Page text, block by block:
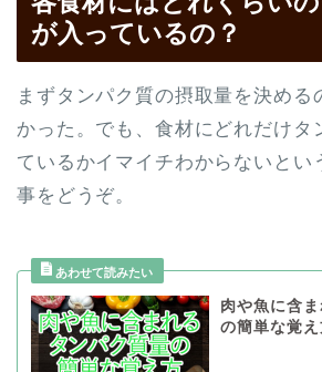
が入っているの？
まずタンパク質の摂取量を決める
かった。でも、食材にどれだけタ
ているかイマイチわからないとい
事をどうぞ。
肉や魚に含
の簡単な覚え